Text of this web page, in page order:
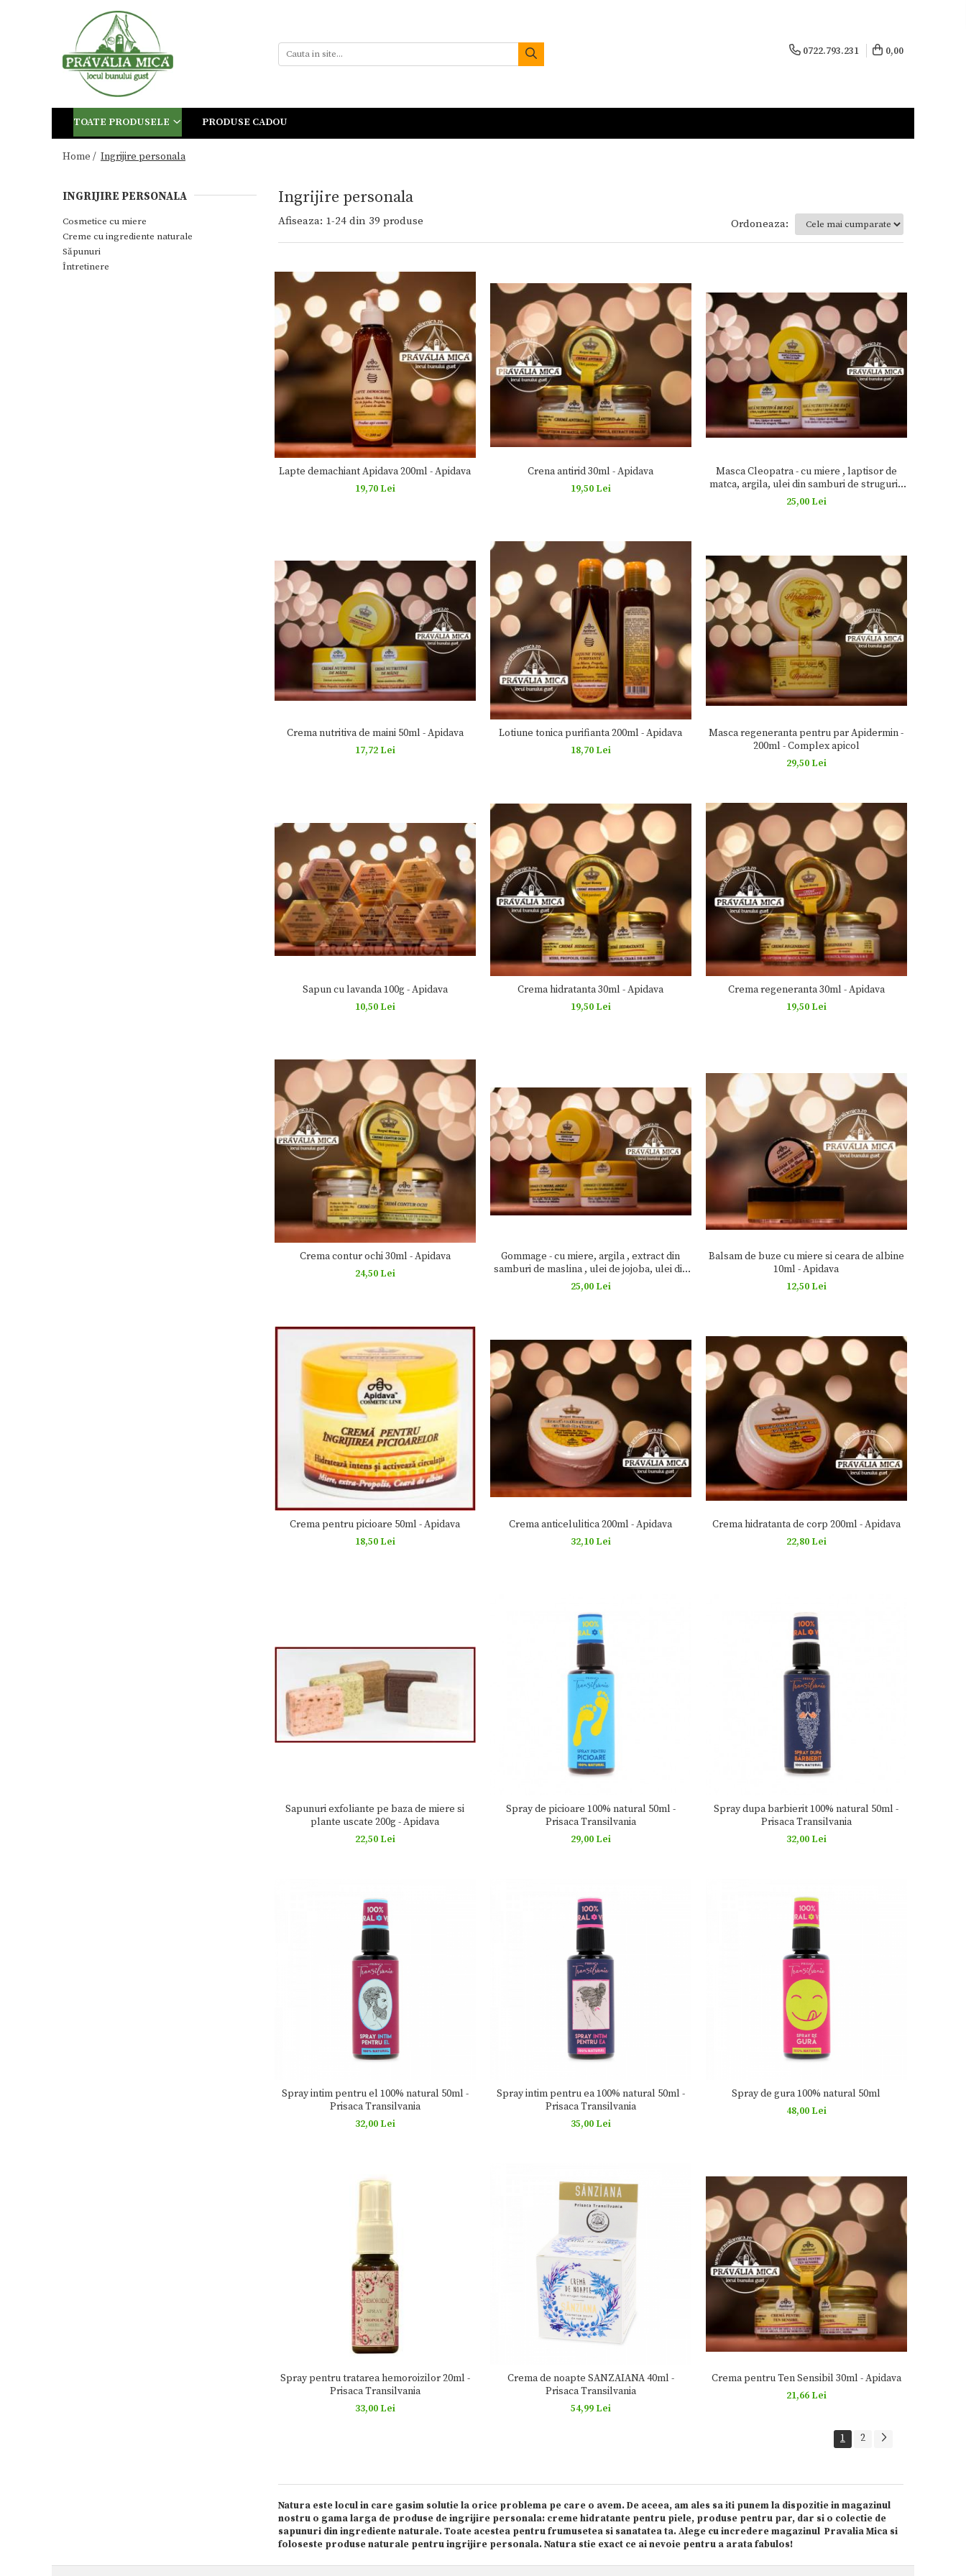
Toate Produsele
Dulciuri de casa
0722.793.231 0,00
TOATE PRODUSELE PRODUSE CADOU
Home / Ingrijire personala
Ingrijire personala
INGRIJIRE PERSONALA
Cosmetice cu miere
Creme cu ingrediente naturale
Săpunuri
Întretinere
Afiseaza: 1-24 din 39 produse Ordoneaza:
Lapte demachiant Apidava 200ml - Apidava
19,70 Lei
Crena antirid 30ml - Apidava
19,50 Lei
Masca Cleopatra - cu miere , laptisor de
matca, argila, ulei din samburi de struguri ,
vitamina E, 50ml - Apidava
25,00 Lei
Crema nutritiva de maini 50ml - Apidava
17,72 Lei
Lotiune tonica purifianta 200ml - Apidava
18,70 Lei
Masca regeneranta pentru par Apidermin -
200ml - Complex apicol
29,50 Lei
Sapun cu lavanda 100g - Apidava
10,50 Lei
Crema hidratanta 30ml - Apidava
19,50 Lei
Crema regeneranta 30ml - Apidava
19,50 Lei
Crema contur ochi 30ml - Apidava
24,50 Lei
Gommage - cu miere, argila , extract din
samburi de maslina , ulei de jojoba, ulei din
samburi de struguri 30ml - Apidava
25,00 Lei
Balsam de buze cu miere si ceara de albine
10ml - Apidava
12,50 Lei
Crema pentru picioare 50ml - Apidava
18,50 Lei
Crema anticelulitica 200ml - Apidava
32,10 Lei
Crema hidratanta de corp 200ml - Apidava
22,80 Lei
Sapunuri exfoliante pe baza de miere si
plante uscate 200g - Apidava
22,50 Lei
Spray de picioare 100% natural 50ml -
Prisaca Transilvania
29,00 Lei
Spray dupa barbierit 100% natural 50ml -
Prisaca Transilvania
32,00 Lei
Spray intim pentru el 100% natural 50ml -
Prisaca Transilvania
32,00 Lei
Spray intim pentru ea 100% natural 50ml -
Prisaca Transilvania
35,00 Lei
Spray de gura 100% natural 50ml
48,00 Lei
Spray pentru tratarea hemoroizilor 20ml -
Prisaca Transilvania
33,00 Lei
Crema de noapte SANZAIANA 40ml -
Prisaca Transilvania
54,99 Lei
Crema pentru Ten Sensibil 30ml - Apidava
21,66 Lei
1 2
Natura este locul in care gasim solutie la orice problema pe care o avem. De aceea, am ales sa iti punem la dispozitie in magazinul
nostru o gama larga de produse de ingrijire personala: creme hidratante pentru piele, produse pentru par, dar si o colectie de
sapunuri din ingrediente naturale. Toate acestea pentru frumusetea si sanatatea ta. Alege cu incredere magazinul Pravalia Mica si
foloseste produse naturale pentru ingrijire personala. Natura stie exact ce ai nevoie pentru a arata fabulos!